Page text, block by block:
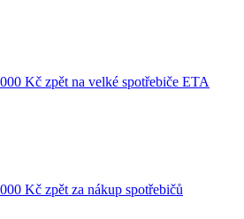
Kč zpět na velké spotřebiče ETA
Kč zpět za nákup spotřebičů